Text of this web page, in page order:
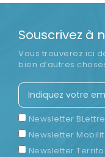
Souscrivez à
Vous trouverez ici
bien d’autres
Newsletter BLettre
Newsletter
Newsletter